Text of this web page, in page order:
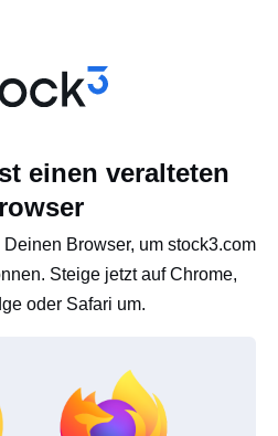
einen veralteten
Browser, um stock3.com
Steige jetzt auf Chrome,
oder Safari um.